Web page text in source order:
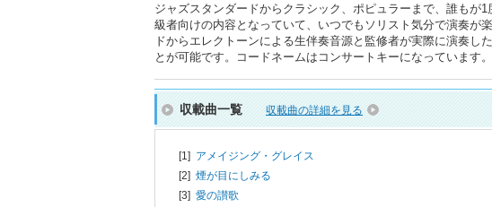
ジャズスタンダードからクラシック、ポピュラーまで、誰もが
級者向けの内容となっていて、いつでもソリスト気分で演奏が
ドからエレクトーンによる生伴奏音源と監修者が実際に演奏し
とが可能です。コードネームはコンサートキーになっています。
収載曲一覧 収載曲の詳細を見る
[1] アメイジング・グレイス
[2] 煙が目にしみる
[3] 愛の讃歌